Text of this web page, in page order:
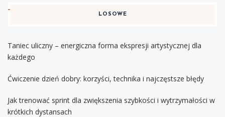
LOSOWE
Taniec uliczny – energiczna forma ekspresji artystycznej dla
każdego
Ćwiczenie dzień dobry: korzyści, technika i najczęstsze błędy
Jak trenować sprint dla zwiększenia szybkości i wytrzymałości w
krótkich dystansach